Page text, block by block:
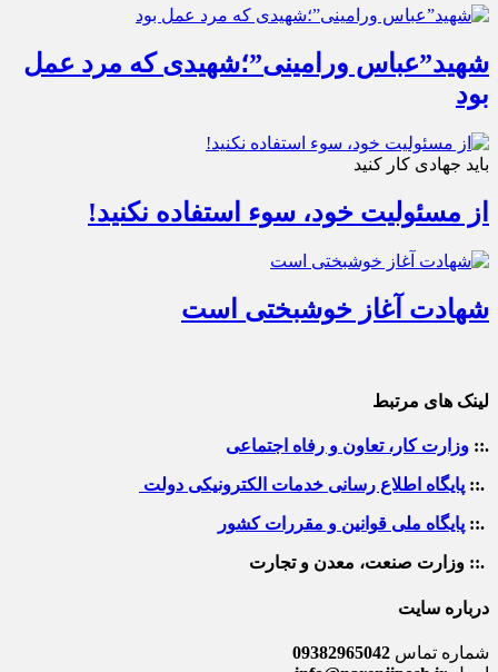
شهید”عباس ورامینی”؛شهیدی که مرد عمل
بود
باید جهادی کار کنید
از مسئولیت خود، سوء استفاده نکنید!
شهادت آغاز خوشبختی است
لینک های مرتبط
.:: وزارت کار، تعاون و رفاه اجتماعی
.:: پایگاه اطلاع رسانی خدمات الکترونیکی دولت
.:: پایگاه ملی قوانین و مقررات کشور
.:: وزارت صنعت، معدن و تجارت
درباره سایت
شماره تماس 09382965042